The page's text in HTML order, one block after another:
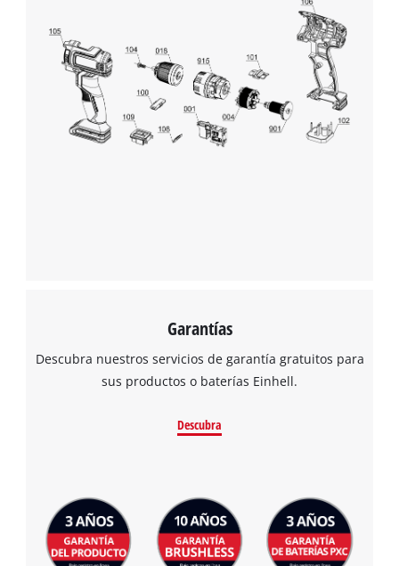
Garantías
Descubra nuestros servicios de garantía gratuitos para
sus productos o baterías Einhell.
Descubra